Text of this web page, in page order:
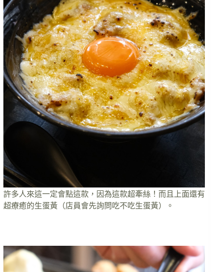
許多人來這一定會點這款，因為這款超牽絲！而且上面還有
超療癒的生蛋黃（店員會先詢問吃不吃生蛋黃）。